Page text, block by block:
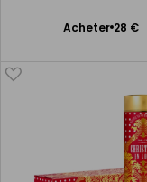
Acheter 28 €
Ajouter